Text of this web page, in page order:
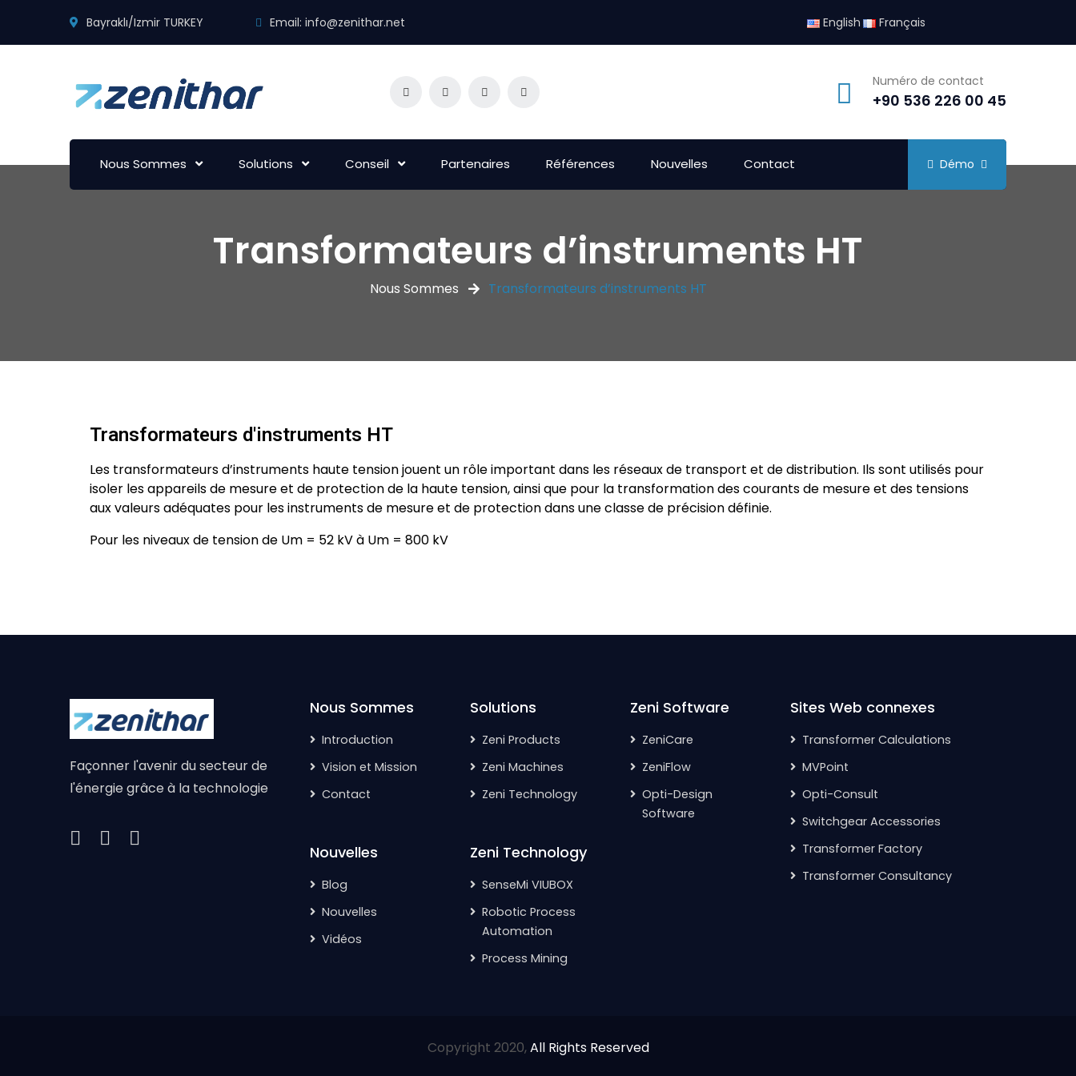
Bayraklı/Izmir TURKEY Email: info@zenithar.net English Français
Numéro de contact
+90 536 226 00 45
Nous Sommes Solutions Conseil Partenaires Références Nouvelles Contact Démo
Transformateurs d’instruments HT
Nous Sommes Transformateurs d’instruments HT
Transformateurs d'instruments HT
Les transformateurs d’instruments haute tension jouent un rôle important dans les réseaux de transport et de distribution. Ils sont utilisés pour
isoler les appareils de mesure et de protection de la haute tension, ainsi que pour la transformation des courants de mesure et des tensions
aux valeurs adéquates pour les instruments de mesure et de protection dans une classe de précision définie.
Pour les niveaux de tension de Um = 52 kV à Um = 800 kV
Façonner l'avenir du secteur de
l'énergie grâce à la technologie
Sites Web connexes
Transformer Calculations
MVPoint
Opti-Consult
Switchgear Accessories
Transformer Factory
Transformer Consultancy
Nous Sommes
Introduction
Vision et Mission
Contact
Nouvelles
Blog
Nouvelles
Vidéos
Solutions
Zeni Products
Zeni Machines
Zeni Technology
Zeni Technology
SenseMi VIUBOX
Robotic Process
Automation
Process Mining
Zeni Software
ZeniCare
ZeniFlow
Opti-Design
Software
Copyright 2020,All Rights Reserved